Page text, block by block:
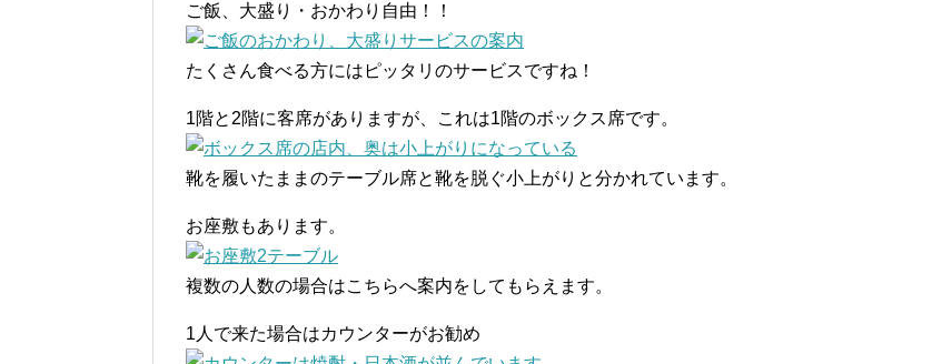
ご飯、大盛り・おかわり自由！！
たくさん食べる方にはピッタリのサービスですね！
1階と2階に客席がありますが、これは1階のボックス席です。
靴を履いたままのテーブル席と靴を脱ぐ小上がりと分かれています。
お座敷もあります。
複数の人数の場合はこちらへ案内をしてもらえます。
1人で来た場合はカウンターがお勧め